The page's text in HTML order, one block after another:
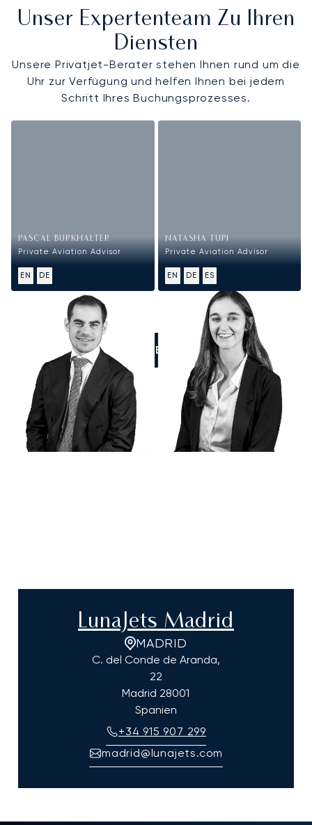
Unser Expertenteam Zu Ihren
Diensten
Unsere Privatjet-Berater stehen Ihnen rund um die
Uhr zur Verfügung und helfen Ihnen bei jedem
Schritt Ihres Buchungsprozesses.
PASCAL BURKHALTER
Private Aviation Advisor
EN DE
NATASHA TUPI
Private Aviation Advisor
EN DE ES
RUFEN SIE UNS AN
LunaJets Madrid
MADRID
C. del Conde de Aranda,
22
Madrid 28001
Spanien
+34 915 907 299
madrid@lunajets.com